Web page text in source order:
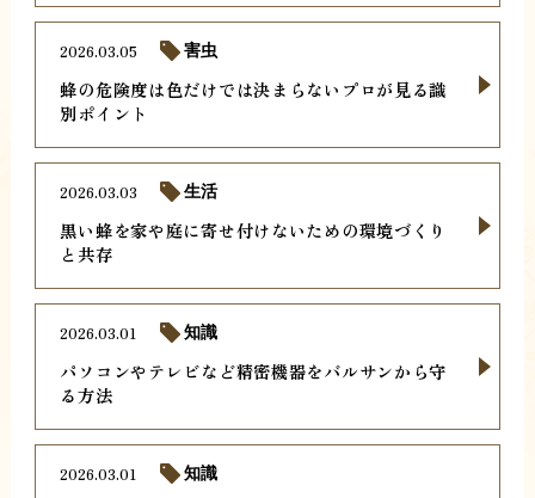
蜂の危険度は色だけでは決まらないプロが見る識
別ポイント
2026.03.05 害虫
黒い蜂を家や庭に寄せ付けないための環境づくり
と共存
2026.03.03 生活
パソコンやテレビなど精密機器をバルサンから守
る方法
2026.03.01 知識
2026.03.01 知識